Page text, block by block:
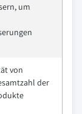
um
von
der